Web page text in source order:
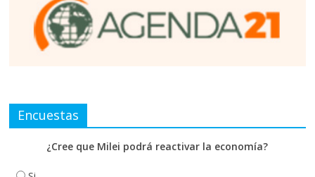
Encuestas
¿Cree que Milei podrá reactivar la economía?